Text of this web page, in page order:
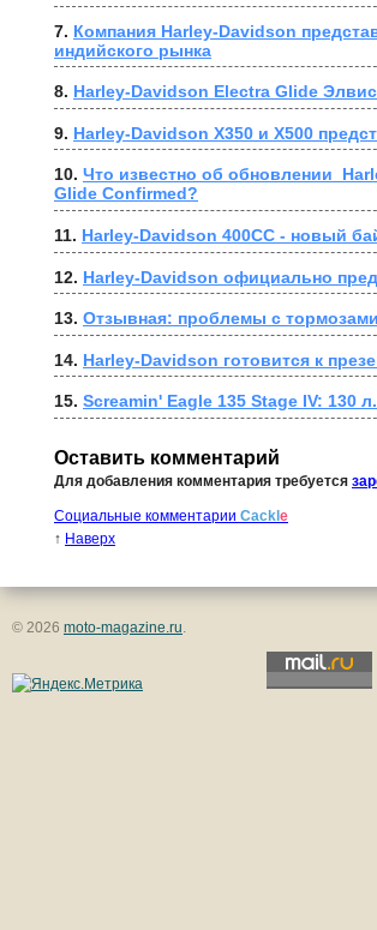
7. Компания Harley-Davidson
индийского рынка
8. Harley-Davidson Electra Glide
9. Harley-Davidson X350 и X500
10. Что известно об обновлении
Glide Confirmed?
11. Harley-Davidson 400CC - новый
12. Harley-Davidson официально
13. Отзывная: проблемы с
14. Harley-Davidson готовится к
15. Screamin' Eagle 135 Stage IV: 130
Оставить комментарий
Для добавления комментария требуется
Социальные комментарии Cackl e
↑ Наверх
© 2026 moto-magazine.ru.